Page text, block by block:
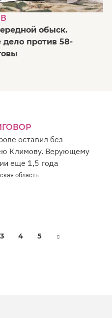
обыск.
дело против 58-
оставил без
Климову. Верующему
еще 1,5 года
область
3 4 5